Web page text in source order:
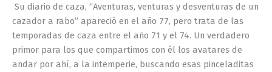
Su diario de caza, “Aventuras, venturas y desventuras de un
cazador a rabo” apareció en el año 77, pero trata de las
temporadas de caza entre el año 71 y el 74. Un verdadero
primor para los que compartimos con él los avatares de
andar por ahí, a la intemperie, buscando esas pinceladitas